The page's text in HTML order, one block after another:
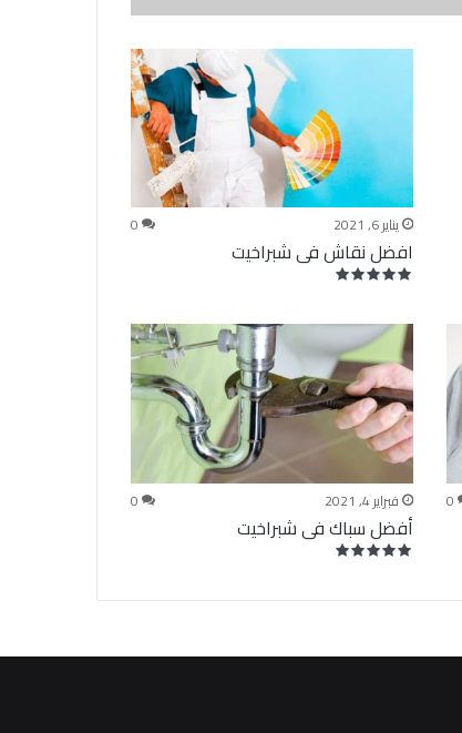
يناير 6, 2021 0
افضل نقاش فى شبراخيت
0 فبراير 4, 2021 0
أفضل سباك فى شبراخيت